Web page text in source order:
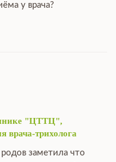
у врача?
"ЦТТЦ",
врача-трихолога
заметила что